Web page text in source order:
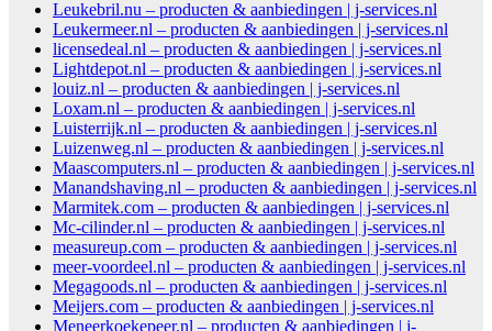
Leukebril.nu – producten & aanbiedingen | j-services.nl
Leukermeer.nl – producten & aanbiedingen | j-services.nl
licensedeal.nl – producten & aanbiedingen | j-services.nl
Lightdepot.nl – producten & aanbiedingen | j-services.nl
louiz.nl – producten & aanbiedingen | j-services.nl
Loxam.nl – producten & aanbiedingen | j-services.nl
Luisterrijk.nl – producten & aanbiedingen | j-services.nl
Luizenweg.nl – producten & aanbiedingen | j-services.nl
Maascomputers.nl – producten & aanbiedingen | j-services.nl
Manandshaving.nl – producten & aanbiedingen | j-services.nl
Marmitek.com – producten & aanbiedingen | j-services.nl
Mc-cilinder.nl – producten & aanbiedingen | j-services.nl
measureup.com – producten & aanbiedingen | j-services.nl
meer-voordeel.nl – producten & aanbiedingen | j-services.nl
Megagoods.nl – producten & aanbiedingen | j-services.nl
Meijers.com – producten & aanbiedingen | j-services.nl
Meneerkoekepeer.nl – producten & aanbiedingen | j-